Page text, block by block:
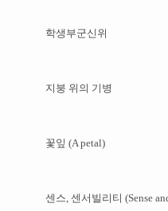
학생부군신위
지붕 위의 기병
꽃잎 (A petal)
센스, 센서빌리티 (Sense